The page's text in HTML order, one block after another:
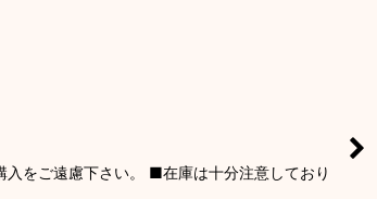
をご遠慮下さい。 ■在庫は十分注意しており